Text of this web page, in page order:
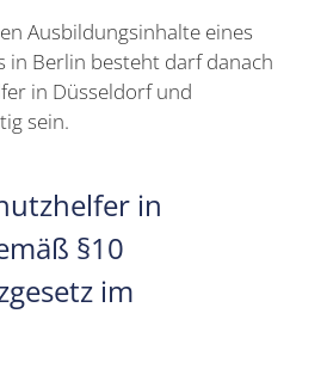
Ausbildungsinhalte eines
in Berlin besteht darf danach
in Düsseldorf und
sein.
in
§10
im